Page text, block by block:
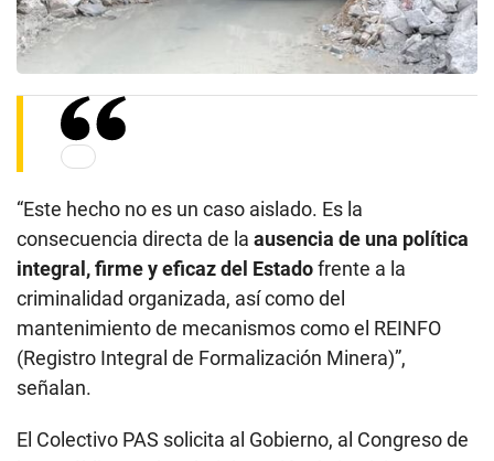
“Este hecho no es un caso aislado. Es la
consecuencia directa de la ausencia de una política
integral, firme y eficaz del Estadofrente a la
criminalidad organizada, así como del
mantenimiento de mecanismos como el REINFO
(Registro Integral de Formalización Minera)”,
señalan.
El Colectivo PAS solicita al Gobierno, al Congreso de